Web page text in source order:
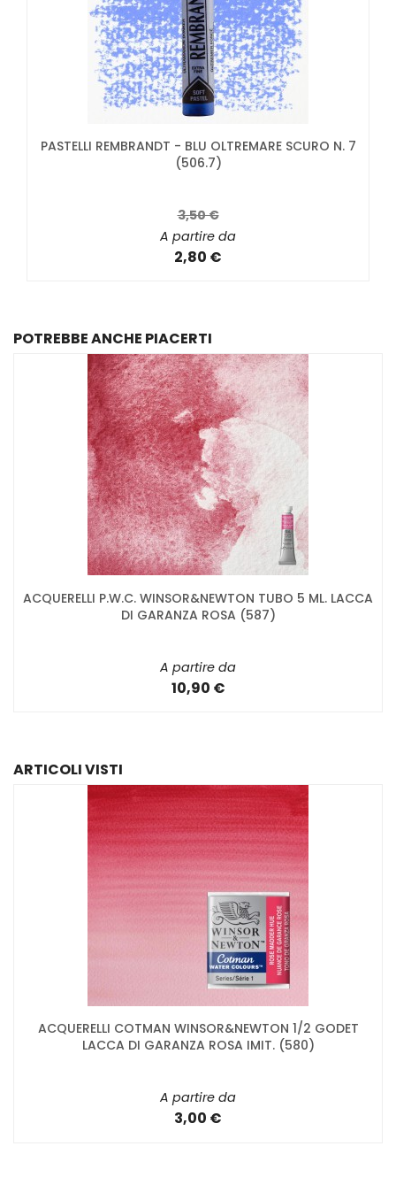
PASTELLI REMBRANDT - BLU OLTREMARE SCURO N. 7
(506.7)
3,50 €
A partire da
2,80 €
POTREBBE ANCHE PIACERTI
ACQUERELLI P.W.C. WINSOR&NEWTON TUBO 5 ML. LACCA
DI GARANZA ROSA (587)
A partire da
10,90 €
ARTICOLI VISTI
ACQUERELLI COTMAN WINSOR&NEWTON 1/2 GODET
LACCA DI GARANZA ROSA IMIT. (580)
A partire da
3,00 €